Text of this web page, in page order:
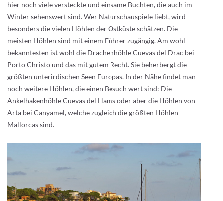
hier noch viele versteckte und einsame Buchten, die auch im
Winter sehenswert sind. Wer Naturschauspiele liebt, wird
besonders die vielen Höhlen der Ostküste schätzen. Die
meisten Höhlen sind mit einem Führer zugängig. Am wohl
bekanntesten ist wohl die Drachenhöhle Cuevas del Drac bei
Porto Christo und das mit gutem Recht. Sie beherbergt die
größten unterirdischen Seen Europas. In der Nähe findet man
noch weitere Höhlen, die einen Besuch wert sind: Die
Ankelhakenhöhle Cuevas del Hams oder aber die Höhlen von
Arta bei Canyamel, welche zugleich die größten Höhlen
Mallorcas sind.